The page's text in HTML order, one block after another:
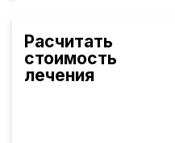
Расчитать
стоимость
лечения